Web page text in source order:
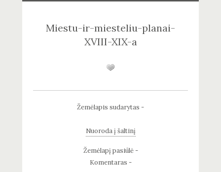
Miestu-ir-miesteliu-planai-
XVIII-XIX-a
Žemėlapis sudarytas -
Nuoroda į šaltinį
Žemėlapį pasiūlė -
Komentaras -